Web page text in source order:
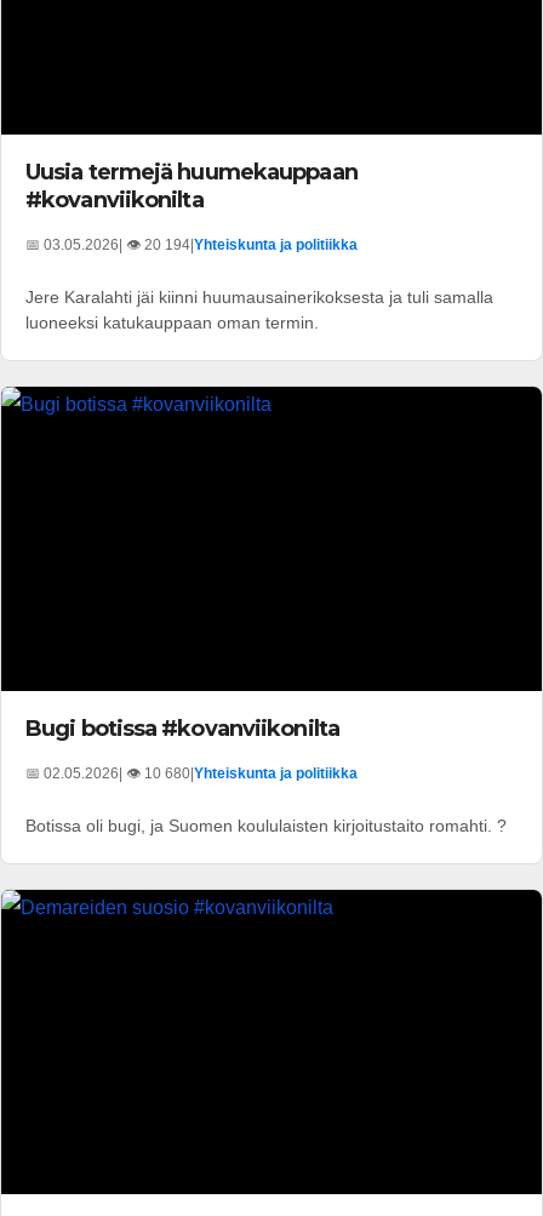
Uusia termejä huumekauppaan
#kovanviikonilta
📅 03.05.2026 | 👁️ 20 194 Yhteiskunta ja politiikka
Jere Karalahti jäi kiinni huumausainerikoksesta ja tuli samalla
luoneeksi katukauppaan oman termin.
Bugi botissa #kovanviikonilta
📅 02.05.2026 | 👁️ 10 680 Yhteiskunta ja politiikka
Botissa oli bugi, ja Suomen koululaisten kirjoitustaito romahti. ?